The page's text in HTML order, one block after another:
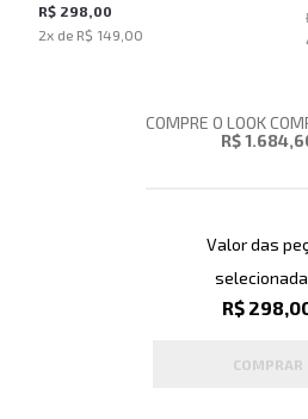
John John Masculina
R$ 298,00
2x de R$ 149,00
COMPRE O LOOK
R$
Valor das
R$
COMPRAR